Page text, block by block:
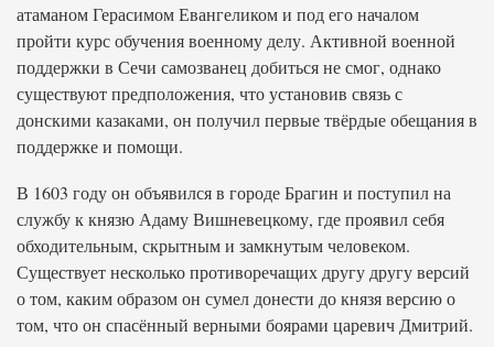
атаманом Герасимом Евангеликом и под его началом
пройти курс обучения военному делу. Активной военной
поддержки в Сечи самозванец добиться не смог, однако
существуют предположения, что установив связь с
донскими казаками, он получил первые твёрдые обещания в
поддержке и помощи.
В 1603 году он объявился в городе Брагин и поступил на
службу к князю Адаму Вишневецкому, где проявил себя
обходительным, скрытным и замкнутым человеком.
Существует несколько противоречащих другу другу версий
о том, каким образом он сумел донести до князя версию о
том, что он спасённый верными боярами царевич Дмитрий.